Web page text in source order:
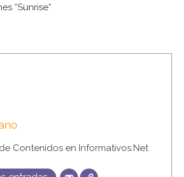
“Sunrise”
Contenidos en Informativos.Net